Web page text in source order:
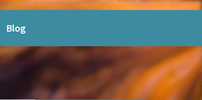
Blog